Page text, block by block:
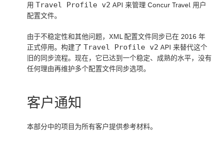
用 Travel Profile v2 API 来管理 Concur Travel 用户
配置文件。
由于不稳定性和其他问题，XML 配置文件同步已在 2016 年
正式停用。构建了 Travel Profile v2 API 来替代这个
旧的同步流程。现在，它已达到一个稳定、成熟的水平，没有
任何理由再维护多个配置文件同步选项。
客户通知
本部分中的项目为所有客户提供参考材料。